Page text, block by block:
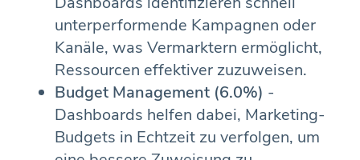
unterperformende Kampagnen oder
Kanäle, was Vermarktern ermöglicht,
Ressourcen effektiver zuzuweisen.
Budget Management (6.0%) -
Dashboards helfen dabei, Marketing-
Budgets in Echtzeit zu verfolgen, um